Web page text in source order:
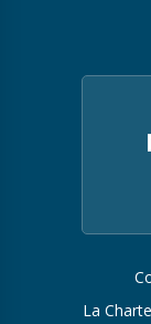
La